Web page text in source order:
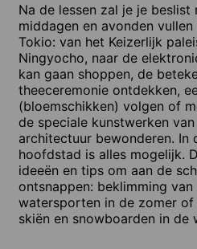
Na de lessen zal je je
middagen en avonden
Tokio: van het Keizerlijk
Ningyocho, naar de
kan gaan shoppen, de
theeceremonie ontdekken,
(bloemschikken) volgen of
de speciale kunstwerken
architectuur bewonderen. In
hoofdstad is alles mogelijk.
ideeën en tips om aan de
ontsnappen: beklimming van
watersporten in de zomer
skiën en snowboarden in de